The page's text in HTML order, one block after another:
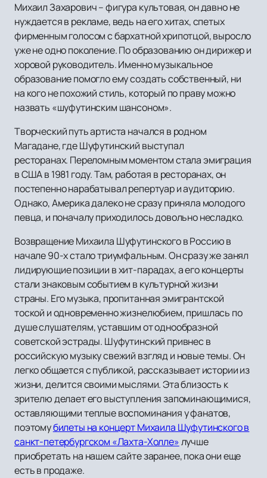
Михаил Захарович – фигура культовая, он давно не
нуждается в рекламе, ведь на его хитах, спетых
фирменным голосом с бархатной хрипотцой, выросло
уже не одно поколение. По образованию он дирижер и
хоровой руководитель. Именно музыкальное
образование помогло ему создать собственный, ни
на кого не похожий стиль, который по праву можно
назвать «шуфутинским шансоном».
Творческий путь артиста начался в родном
Магадане, где Шуфутинский выступал
ресторанах. Переломным моментом стала эмиграция
в США в 1981 году. Там, работая в ресторанах, он
постепенно нарабатывал репертуар и аудиторию.
Однако, Америка далеко не сразу приняла молодого
певца, и поначалу приходилось довольно несладко.
Возвращение Михаила Шуфутинского в Россию в
начале 90-х стало триумфальным. Он сразу же занял
лидирующие позиции в хит-парадах, а его концерты
стали знаковым событием в культурной жизни
страны. Его музыка, пропитанная эмигрантской
тоской и одновременно жизнелюбием, пришлась по
душе слушателям, уставшим от однообразной
советской эстрады. Шуфутинский привнес в
российскую музыку свежий взгляд и новые темы. Он
легко общается с публикой, рассказывает истории из
жизни, делится своими мыслями. Эта близость к
зрителю делает его выступления запоминающимися,
оставляющими теплые воспоминания у фанатов,
поэтомубилеты на концерт Михаила Шуфутинского в
санкт-петербургском «Лахта-Холле» лучше
приобретать на нашем сайте заранее, пока они еще
есть в продаже.